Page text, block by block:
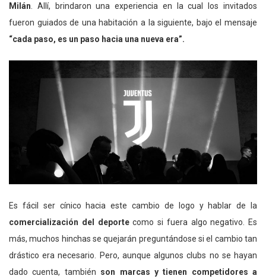
Milán . Allí, brindaron una experiencia en la cual los invitados
fueron guiados de una habitación a la siguiente, bajo el mensaje
“cada paso, es un paso hacia una nueva era”.
Es fácil ser cínico hacia este cambio de logo y hablar de la
comercialización del deportecomo si fuera algo negativo. Es
más, muchos hinchas se quejarán preguntándose si el cambio tan
drástico era necesario. Pero, aunque algunos clubs no se hayan
dado cuenta, también son marcas y tienen competidores a